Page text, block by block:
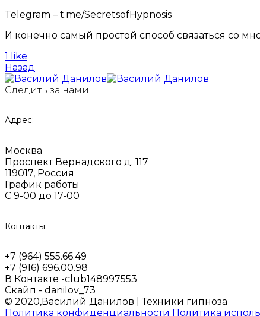
Telegram – t.me/SecretsofHypnosis
И конечно самый простой способ связаться со
1 like
Назад
Следить за нами:
Адрес:
Москва
Проспект Вернадского д. 117
119017, Россия
График работы
С 9-00 до 17-00
Контакты:
+7 (964) 555.66.49
+7 (916) 696.00.98
В Контакте -club148997553
Скайп - danilov_73
© 2020,Василий Данилов | Техники гипноза
Политика конфиденциальности Политика